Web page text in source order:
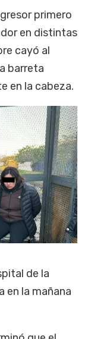
primero
en distintas
cayó al
barreta
en la cabeza.
de la
en la mañana